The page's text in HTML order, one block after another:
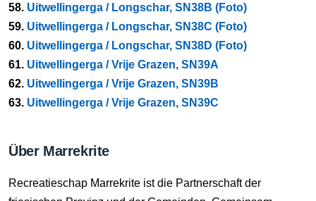
58. Uitwellingerga / Longschar, SN38B (Foto)
59. Uitwellingerga / Longschar, SN38C (Foto)
60. Uitwellingerga / Longschar, SN38D (Foto)
61. Uitwellingerga / Vrije Grazen, SN39A
62. Uitwellingerga / Vrije Grazen, SN39B
63. Uitwellingerga / Vrije Grazen, SN39C
Über Marrekrite
Recreatieschap Marrekrite ist die Partnerschaft der